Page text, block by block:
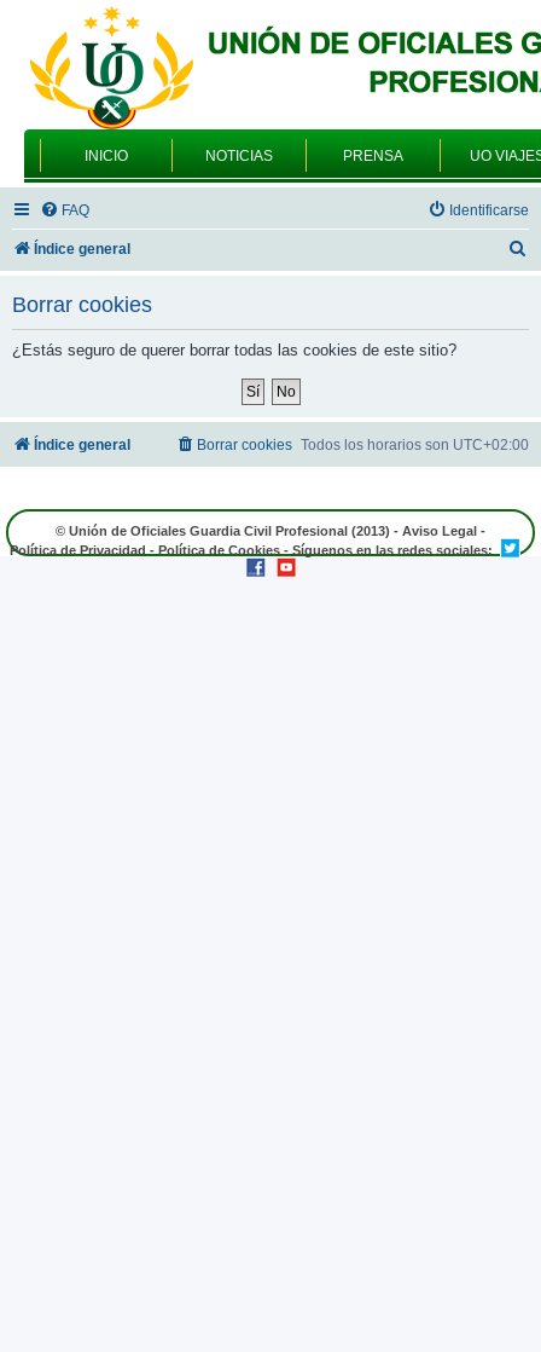
INICIO NOTICIAS PRENSA UO
FAQ Identificarse
Índice general
Borrar cookies
¿Estás seguro de querer borrar todas las cookies de este sitio?
Índice general Todos los horarios son UTC+02:00
Borrar cookies
© Unión de Oficiales Guardia Civil Profesional (2013) - Aviso Legal -
Política de Privacidad - Política de Cookies - Síguenos en las redes sociales: